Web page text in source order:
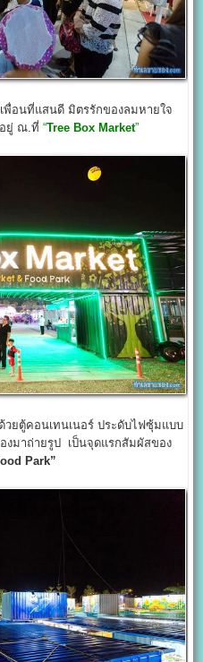
พื่อนที่แสนดี มิตรรักของลมหายใจ
อยู่ ณ.ที่“Tree Box Market”
ยตู้คอนเทนเนอร์ ประดับไฟซุ้มแบบ
งมาถ่ายรูป เป็นจุดแรกสัมผัสของ
Park”